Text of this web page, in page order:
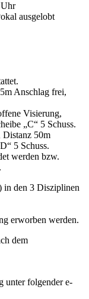
ausgelobt
Anschlag frei,
Visierung,
„C“ 5 Schuss.
50m
5 Schuss.
werden bzw.
in den 3 Disziplinen
erworben werden.
dem
unter folgender e-